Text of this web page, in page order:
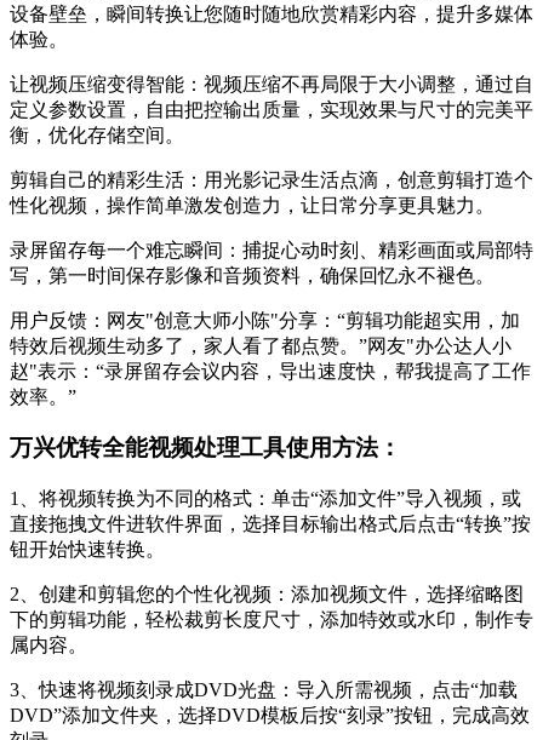
设备壁垒，瞬间转换让您随时随地欣赏精彩内容，提升多媒体
体验。
让视频压缩变得智能：视频压缩不再局限于大小调整，通过自
定义参数设置，自由把控输出质量，实现效果与尺寸的完美平
衡，优化存储空间。
剪辑自己的精彩生活：用光影记录生活点滴，创意剪辑打造个
性化视频，操作简单激发创造力，让日常分享更具魅力。
录屏留存每一个难忘瞬间：捕捉心动时刻、精彩画面或局部特
写，第一时间保存影像和音频资料，确保回忆永不褪色。
用户反馈：网友"创意大师小陈"分享：“剪辑功能超实用，加
特效后视频生动多了，家人看了都点赞。”网友"办公达人小
赵"表示：“录屏留存会议内容，导出速度快，帮我提高了工作
效率。”
万兴优转全能视频处理工具使用方法：
1、将视频转换为不同的格式：单击“添加文件”导入视频，或
直接拖拽文件进软件界面，选择目标输出格式后点击“转换”按
钮开始快速转换。
2、创建和剪辑您的个性化视频：添加视频文件，选择缩略图
下的剪辑功能，轻松裁剪长度尺寸，添加特效或水印，制作专
属内容。
3、快速将视频刻录成DVD光盘：导入所需视频，点击“加载
DVD”添加文件夹，选择DVD模板后按“刻录”按钮，完成高效